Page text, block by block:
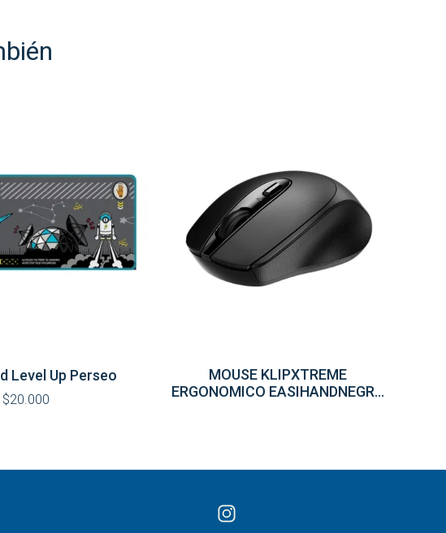
Level Up Perseo
$20.000
MOUSE KLIPXTREME
ERGONOMICO EASIHANDNEGRO